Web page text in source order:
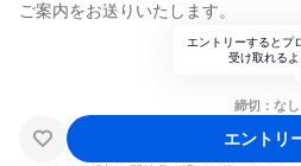
ご案内をお送りいたします。
エントリーするとプ
受け取れる
締切：なし
エントリ